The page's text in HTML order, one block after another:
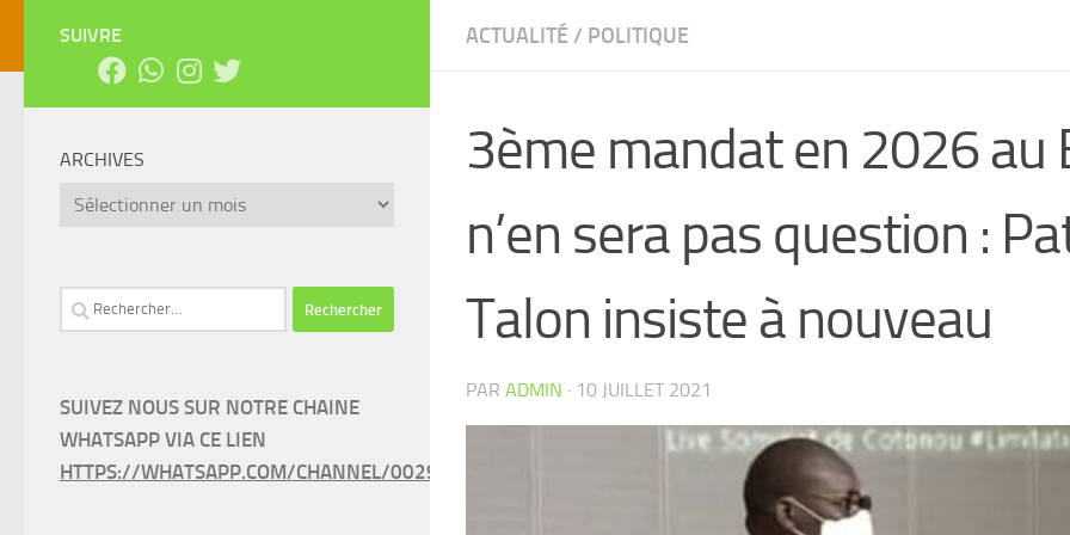
ACTUALITÉ / POLITIQUE
3ème mandat en 2026 au
n’en sera pas question :
Talon insiste à nouveau
PAR ADMIN · 10 JUILLET 2021
SUIVRE
ARCHIVES
Archives
Rechercher :
SUIVEZ NOUS SUR NOTRE CHAINE
WHATSAPP VIA CE LIEN
HTTPS://WHATSAPP.COM/CHANNEL/0029VAEEL3LCCW4VC7IPMY0L